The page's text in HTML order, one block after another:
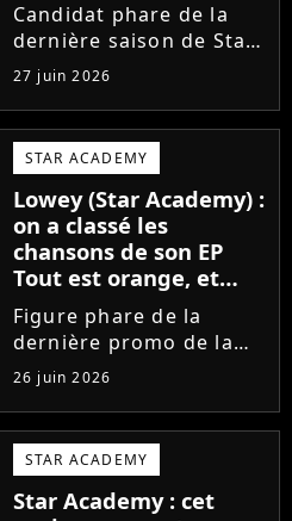
Candidat phare de la
dernière saison de Star
Academy, Bastiaan fait
enfin les présentations
en musique. Découvrez
son premier single
Château, très Troye
Sivan dans l'esprit, et
son...
27 juin 2026
STAR ACADEMY
Lowey (Star Academy) :
on a classé les
chansons de son EP
Tout est orange, et
voici la meilleure !
Figure phare de la
dernière promo de la
Star Academy, Léo se
lance enfin. Sous le nom
de scène Lowey, l'artiste
de 25 ans dévoile un
premier EP énergique et
très prometteur
26 juin 2026
STAR ACADEMY
Star Academy : cet